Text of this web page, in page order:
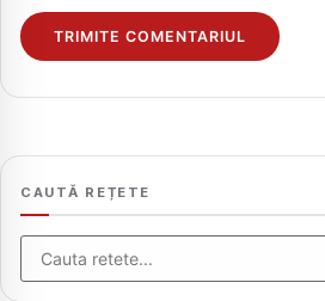
CAUTĂ REȚETE